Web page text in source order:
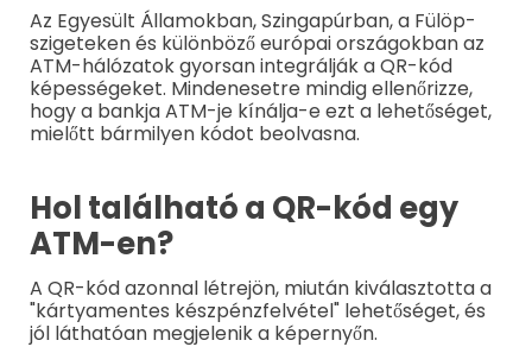
Az Egyesült Államokban, Szingapúrban, a Fülöp-
szigeteken és különböző európai országokban az
ATM-hálózatok gyorsan integrálják a QR-kód
képességeket. Mindenesetre mindig ellenőrizze,
hogy a bankja ATM-je kínálja-e ezt a lehetőséget,
mielőtt bármilyen kódot beolvasna.
Hol található a QR-kód egy
ATM-en?
A QR-kód azonnal létrejön, miután kiválasztotta a
"kártyamentes készpénzfelvétel" lehetőséget, és
jól láthatóan megjelenik a képernyőn.